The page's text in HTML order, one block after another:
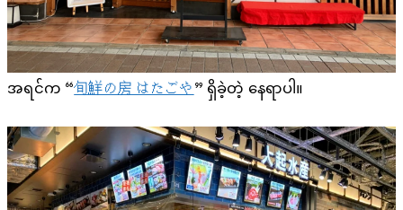
အရင်က “旬鮮の房 はたごや” ရှိခဲ့တဲ့ နေရာပါ။